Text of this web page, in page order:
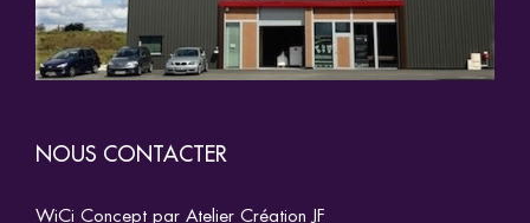
NOUS CONTACTER
WiCi Concept par Atelier Création JF